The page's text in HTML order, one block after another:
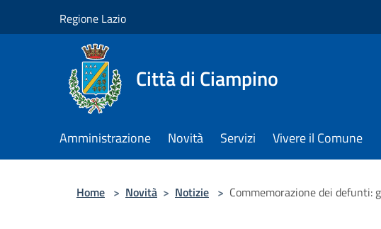
Regione Lazio
Città di Ciampino
Amministrazione Novità Servizi Vivere il Comune
Home > Novità > Notizie > Commemorazione dei defunti: